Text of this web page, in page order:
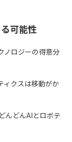
可能性
ノロジーの得意分
ィクスは移動がか
んどんAIとロボテ